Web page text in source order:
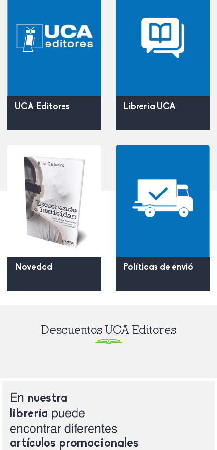
UCA Editores Librería UCA
Novedad Políticas de envió
Descuentos UCA Editores
En nuestra
librería puede
encontrar diferentes
artículos promocionales